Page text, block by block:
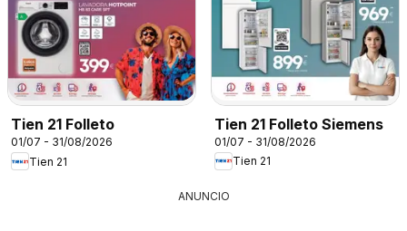
Tien 21 Folleto
01/07 - 31/08/2026
Tien 21
Tien 21 Folleto Siemens
01/07 - 31/08/2026
Tien 21
ANUNCIO